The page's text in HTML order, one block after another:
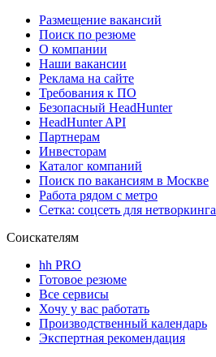
Размещение вакансий
Поиск по резюме
О компании
Наши вакансии
Реклама на сайте
Требования к ПО
Безопасный HeadHunter
HeadHunter API
Партнерам
Инвесторам
Каталог компаний
Поиск по вакансиям в Москве
Работа рядом с метро
Сетка: соцсеть для нетворкинга
Соискателям
hh PRO
Готовое резюме
Все сервисы
Хочу у вас работать
Производственный календарь
Экспертная рекомендация